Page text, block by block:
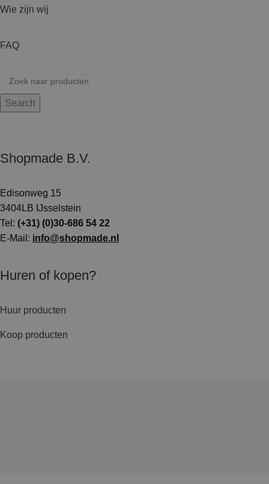
Wie zijn wij
FAQ
Search
Shopmade B.V.
Edisonweg 15
3404LB IJsselstein
Tel: (+31) (0)30-686 54 22
E-Mail: info@shopmade.nl
Huren of kopen?
Huur producten
Koop producten